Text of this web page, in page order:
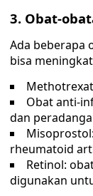
3. Obat-
Ada beberapa
bisa
Obat anti-
dan
rheumatoid
Retinol:
digunakan